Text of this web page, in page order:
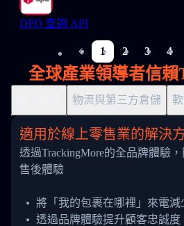
DPD 查詢 API
1 2 3 4
全球產業領導者信
物流與第三方倉儲
適用於線上零售業的解決
透過TrackingMore的全品牌體驗
售後體驗
將「我的包裹在哪裡」來電減
透過品牌體驗提升顧客忠誠度